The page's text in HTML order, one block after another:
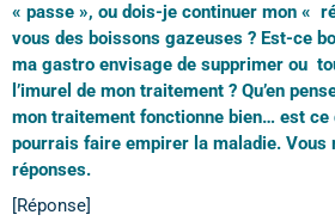
« passe », ou dois-je continuer mon «
vous des boissons gazeuses ? Est-ce
ma gastro envisage de supprimer ou
l’imurel de mon traitement ? Qu’en
mon traitement fonctionne bien… est ce
pourrais faire empirer la maladie. Vous
réponses.
[Réponse]